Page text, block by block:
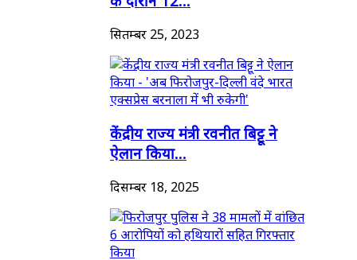
सितम्बर 25, 2023
केंद्रीय राज्य मंत्री रवनीत बिट्टू ने
ऐलान किया...
दिसम्बर 18, 2025